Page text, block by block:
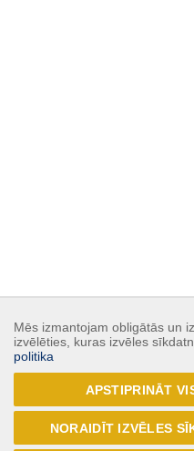
Mēs izmantojam obligātās un
izvēlēties, kuras izvēles
politika
APSTIPRINĀT
NORAIDĪT IZVĒLES